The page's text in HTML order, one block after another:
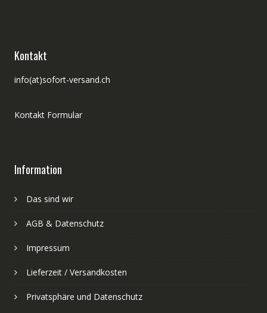
Kontakt
info(at)sofort-versand.ch
Kontakt Formular
Information
Das sind wir
AGB & Datenschutz
Impressum
Lieferzeit / Versandkosten
Privatsphäre und Datenschutz